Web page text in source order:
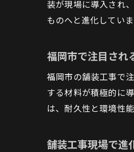
装が現場に導入され
ものへと進化していま
福岡市で注目され
福岡市の舗装工事で
する材料が積極的に
は、耐久性と環境性
舗装工事現場で進